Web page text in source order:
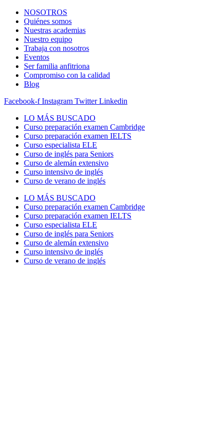
NOSOTROS
Quiénes somos
Nuestras academias
Nuestro equipo
Trabaja con nosotros
Eventos
Ser familia anfitriona
Compromiso con la calidad
Blog
Facebook-f Instagram Twitter Linkedin
LO MÁS BUSCADO
Curso preparación examen Cambridge
Curso preparación examen IELTS
Curso especialista ELE
Curso de inglés para Seniors
Curso de alemán extensivo
Curso intensivo de inglés
Curso de verano de inglés
LO MÁS BUSCADO
Curso preparación examen Cambridge
Curso preparación examen IELTS
Curso especialista ELE
Curso de inglés para Seniors
Curso de alemán extensivo
Curso intensivo de inglés
Curso de verano de inglés